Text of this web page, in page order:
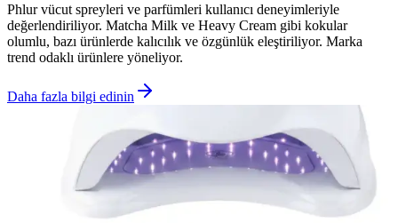
Phlur vücut spreyleri ve parfümleri kullanıcı deneyimleriyle
değerlendiriliyor. Matcha Milk ve Heavy Cream gibi kokular
olumlu, bazı ürünlerde kalıcılık ve özgünlük eleştiriliyor. Marka
trend odaklı ürünlere yöneliyor.
Daha fazla bilgi edinin